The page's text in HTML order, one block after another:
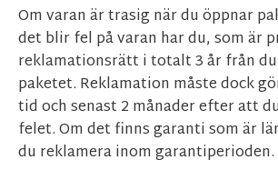
Om varan är trasig när du öppnar
det blir fel på varan har du, som är
reklamationsrätt i totalt 3 år från
paketet. Reklamation måste dock
tid och senast 2 månader efter att
felet. Om det finns garanti som är
du reklamera inom garantiperioden.